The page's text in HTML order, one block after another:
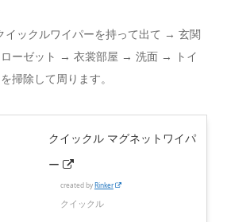
イックルワイパーを持って出て → 玄関
ーゼット → 衣裳部屋 → 洗面 → トイ
掃除して周ります。
クイックル マグネットワイパ
ー
created byRinker
クイックル